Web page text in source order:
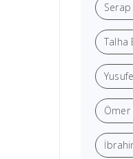
Serap
Talha